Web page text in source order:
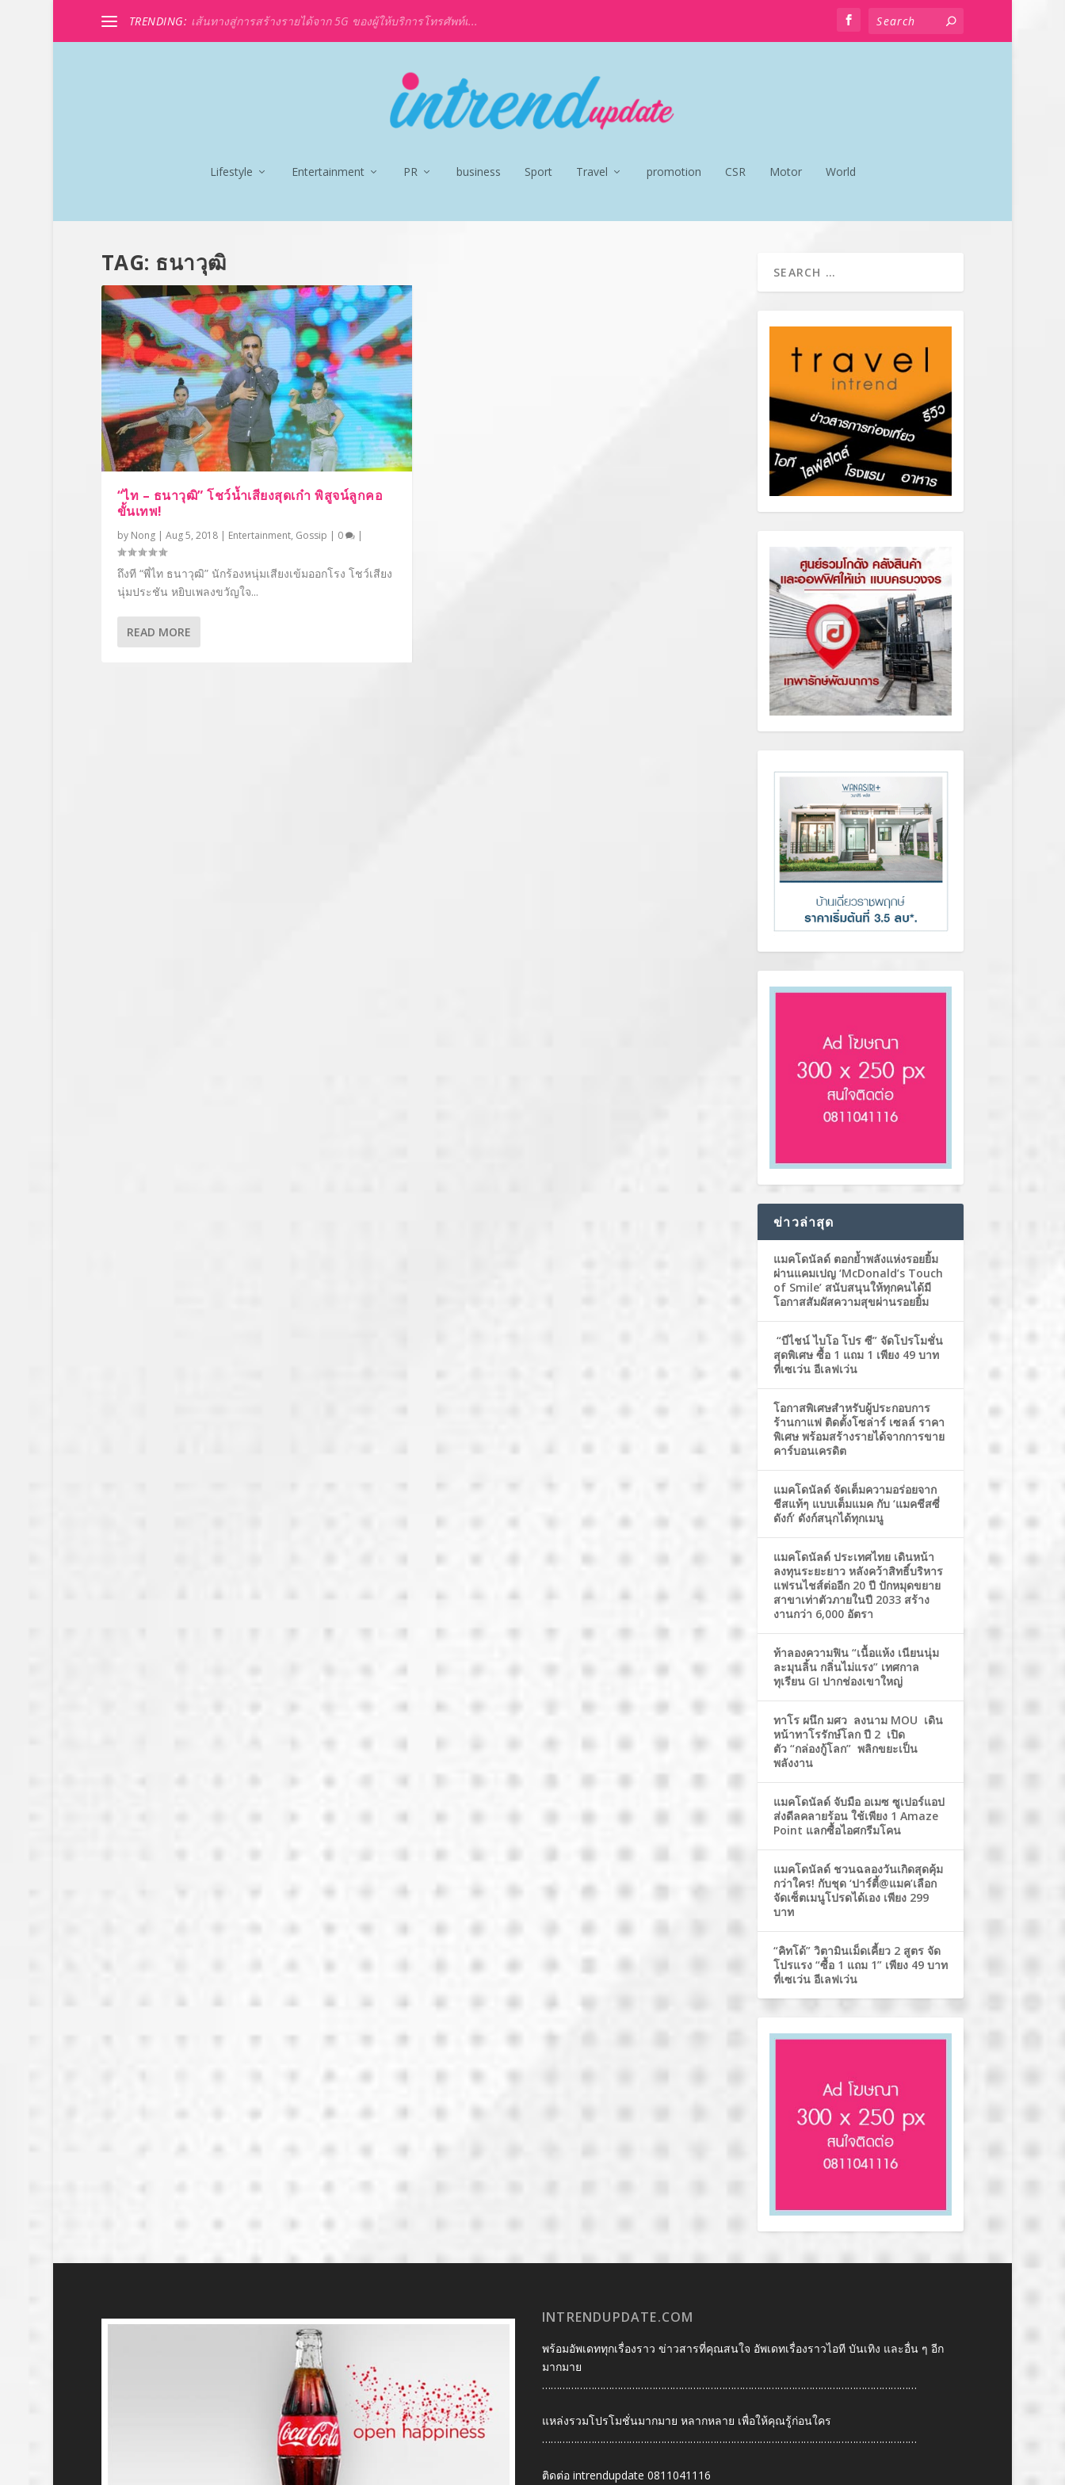
TRENDING: เส้นทางสู่การสร้างรายได้จาก 5G ของผู้ให้บริการโทรศัพท์เ...
Lifestyle Entertainment PR business Sport Travel promotion CSR Motor World
TAG: ธนาวุฒิ
“ไท – ธนาวุฒิ” โชว์น้ำเสียงสุดเก๋า พิสูจน์ลูกคอ
ขั้นเทพ!
by Nong| Aug 5, 2018| Entertainment, Gossip | 0 |
ถึงที “พี่ไท ธนาวุฒิ” นักร้องหนุ่มเสียงเข้มออกโรง โชว์เสียง
นุ่มประชัน หยิบเพลงขวัญใจ...
READ MORE
ข่าวล่าสุด
แมคโดนัลด์ ตอกย้ำพลังแห่งรอยยิ้ม
ผ่านแคมเปญ ‘McDonald’s Touch
of Smile’ สนับสนุนให้ทุกคนได้มี
โอกาสสัมผัสความสุขผ่านรอยยิ้ม
“บีไชน์ ไบโอ โปร ซี” จัดโปรโมชั่น
สุดพิเศษ ซื้อ 1 แถม 1 เพียง 49 บาท
ที่เซเว่น อีเลฟเว่น
โอกาสพิเศษสำหรับผู้ประกอบการ
ร้านกาแฟ ติดตั้งโซล่าร์ เซลล์ ราคา
พิเศษ พร้อมสร้างรายได้จากการขาย
คาร์บอนเครดิต
แมคโดนัลด์ จัดเต็มความอร่อยจาก
ชีสแท้ๆ แบบเต็มแมค กับ ‘แมคชีสซี่
ดังก์’ ดังก์สนุกได้ทุกเมนู
แมคโดนัลด์ ประเทศไทย เดินหน้า
ลงทุนระยะยาว หลังคว้าสิทธิ์บริหาร
แฟรนไชส์ต่ออีก 20 ปี ปักหมุดขยาย
สาขาเท่าตัวภายในปี 2033 สร้าง
งานกว่า 6,000 อัตรา
ท้าลองความฟิน “เนื้อแห้ง เนียนนุ่ม
ละมุนลิ้น กลิ่นไม่แรง” เทศกาล
ทุเรียน GI ปากช่องเขาใหญ่
ทาโร ผนึก มศว ลงนาม MOU เดิน
หน้าทาโรรักษ์โลก ปี 2 เปิด
ตัว “กล่องกู้โลก” พลิกขยะเป็น
พลังงาน
แมคโดนัลด์ จับมือ อเมซ ซูเปอร์แอป
ส่งดีลคลายร้อน ใช้เพียง 1 Amaze
Point แลกซื้อไอศกรีมโคน
แมคโดนัลด์ ชวนฉลองวันเกิดสุดคุ้ม
กว่าใคร! กับชุด ‘ปาร์ตี้@แมค’เลือก
จัดเซ็ตเมนูโปรดได้เอง เพียง 299
บาท
“คิทโด้” วิตามินเม็ดเคี้ยว 2 สูตร จัด
โปรแรง “ซื้อ 1 แถม 1” เพียง 49 บาท
ที่เซเว่น อีเลฟเว่น
INTRENDUPDATE.COM
พร้อมอัพเดททุกเรื่องราว ข่าวสารที่คุณสนใจ อัพเดทเรื่องราวไอที บันเทิง และอื่น ๆ อีก
มากมาย
…………………………………………………………………………………………………………………
แหล่งรวมโปรโมชั่นมากมาย หลากหลาย เพื่อให้คุณรู้ก่อนใคร
…………………………………………………………………………………………………………………
ติดต่อ intrendupdate 0811041116